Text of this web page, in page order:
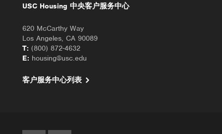
USC Housing 中央客户服务中心
620 McCarthy Way
Los Angeles, CA 90089
T: (800) 872-4632
E: housing@usc.edu
客户服务中心列表